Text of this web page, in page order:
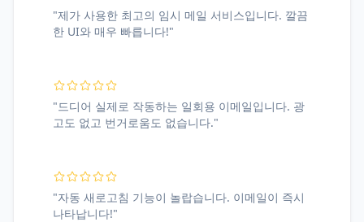
"제가 사용한 최고의 임시 메일 서비스입니다. 깔끔
한 UI와 매우 빠릅니다!"
"드디어 실제로 작동하는 일회용 이메일입니다. 광
고도 없고 번거로움도 없습니다."
"자동 새로고침 기능이 놀랍습니다. 이메일이 즉시
나타납니다!"